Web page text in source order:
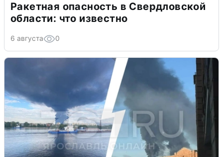
Ракетная опасность в Свердловской
области: что известно
6 августа 0